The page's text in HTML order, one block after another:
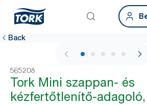
Back
1 / 5
565208
Tork Mini szappan- és
kézfertőtlenítő-